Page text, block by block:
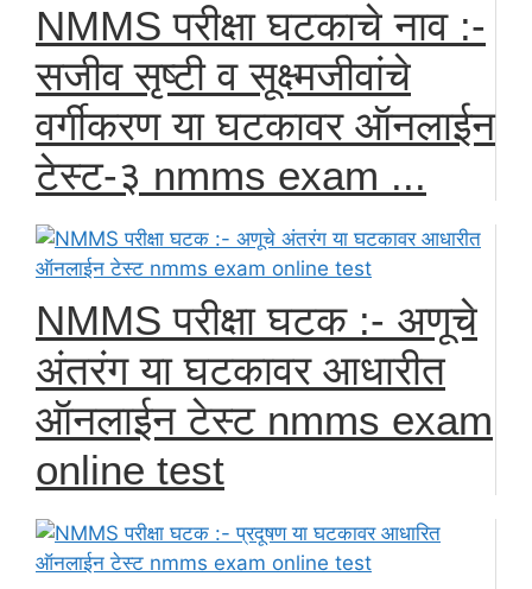
NMMS परीक्षा घटकाचे नाव :-
सजीव सृष्टी व सूक्ष्मजीवांचे
वर्गीकरण या घटकावर ऑनलाईन
टेस्ट-३ nmms exam ...
NMMS परीक्षा घटक :- अणूचे
अंतरंग या घटकावर आधारीत
ऑनलाईन टेस्ट nmms exam
online test